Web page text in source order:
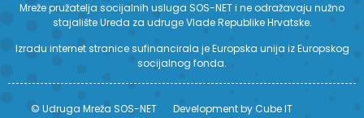
Mreže pružatelja socijalnih usluga SOS-NET i ne odražavaju nužno
stajalište Ureda za udruge Vlade Republike Hrvatske.
Izradu internet stranice sufinancirala je Europska unija iz Europskog
socijalnog fonda.
© Udruga Mreža SOS-NET Development by Cube IT